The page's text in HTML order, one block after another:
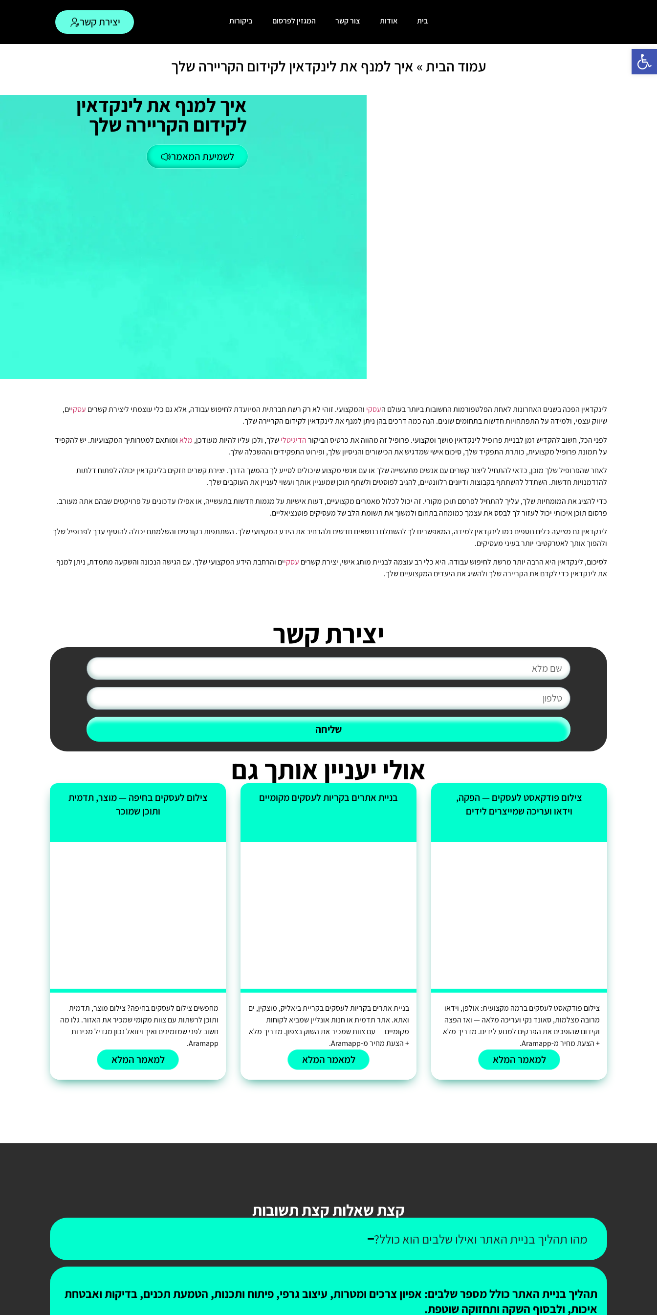
בית אודות צור קשר המגזין לפרסום ביקורות יצירת קשר
עמוד הבית» איך למנף את לינקדאין לקידום הקריירה שלך
איך למנף את לינקדאין
לקידום הקריירה שלך
לשמיעת המאמר
לינקדאין הפכה בשנים האחרונות לאחת הפלטפורמות החשובות ביותר בעולם העסקי והמקצועי. זוהי לא רק רשת חברתית המיועדת לחיפוש עבודה, אלא גם כלי עוצמתי ליצירת קשרים עסקיים,
שיווק עצמי, ולמידה על התפתחויות חדשות בתחומים שונים. הנה כמה דרכים בהן ניתן למנף את לינקדאין לקידום הקריירה שלך.
לפני הכל, חשוב להקדיש זמן לבניית פרופיל לינקדאין מושך ומקצועי. פרופיל זה מהווה את כרטיס הביקורהדיגיטלישלך, ולכן עליו להיות מעודכן, מלאומותאם למטרותיך המקצועיות. יש להקפיד
על תמונת פרופיל מקצועית, כותרת התפקיד שלך, סיכום אישי שמדגיש את הכישורים והניסיון שלך, ופירוט התפקידים וההשכלה שלך.
לאחר שהפרופיל שלך מוכן, כדאי להתחיל ליצור קשרים עם אנשים מתעשייה שלך או עם אנשי מקצוע שיכולים לסייע לך בהמשך הדרך. יצירת קשרים חזקים בלינקדאין יכולה לפתוח דלתות
להזדמנויות חדשות. השתדל להשתתף בקבוצות ודיונים רלוונטיים, להגיב לפוסטים ולשתף תוכן שמעניין אותך ועשוי לעניין את העוקבים שלך.
כדי להציג את המומחיות שלך, עליך להתחיל לפרסם תוכן מקורי. זה יכול לכלול מאמרים מקצועיים, דעות אישיות על מגמות חדשות בתעשייה, או אפילו עדכונים על פרויקטים שבהם אתה מעורב.
פרסום תוכן איכותי יכול לעזור לך לבסס את עצמך כמומחה בתחום ולמשוך את תשומת הלב של מעסיקים פוטנציאליים.
לינקדאין גם מציעה כלים נוספים כמו לינקדאין למידה, המאפשרים לך להשתלם בנושאים חדשים ולהרחיב את הידע המקצועי שלך. השתתפות בקורסים והשלמתם יכולה להוסיף ערך לפרופיל שלך
ולהפוך אותך לאטרקטיבי יותר בעיני מעסיקים.
לסיכום, לינקדאין היא הרבה יותר מרשת לחיפוש עבודה. היא כלי רב עוצמה לבניית מותג אישי, יצירת קשרים עסקיים והרחבת הידע המקצועי שלך. עם הגישה הנכונה והשקעה מתמדת, ניתן למנף
את לינקדאין כדי לקדם את הקריירה שלך ולהשיג את היעדים המקצועיים שלך.
יצירת קשר
שליחה
אולי יעניין אותך גם
צילום פודקאסט לעסקים — הפקה,
וידאו ועריכה שמייצרים לידים
צילום פודקאסט לעסקים ברמה מקצועית: אולפן, וידאו
מרובה מצלמות, סאונד נקי ועריכה מלאה — ואז הפצה
וקידום שהופכים את הפרקים למנוע לידים. מדריך מלא
+ הצעת מחיר מ-Aramapp.
למאמר המלא
בניית אתרים בקריות לעסקים מקומיים
בניית אתרים בקריות לעסקים בקריית ביאליק, מוצקין, ים
ואתא. אתר תדמית או חנות אונליין שמביא לקוחות
מקומיים — עם צוות שמכיר את השוק בצפון. מדריך מלא
+ הצעת מחיר מ-Aramapp.
למאמר המלא
צילום לעסקים בחיפה — מוצר, תדמית
ותוכן שמוכר
מחפשים צילום לעסקים בחיפה? צילום מוצר, תדמית
ותוכן לרשתות עם צוות מקומי שמכיר את האזור. גלו מה
חשוב לפני שמזמינים ואיך ויזואל נכון מגדיל מכירות —
Aramapp.
למאמר המלא
קצת שאלות קצת תשובות
מהו תהליך בניית האתר ואילו שלבים הוא כולל?
תהליך בניית האתר כולל מספר שלבים: אפיון צרכים ומטרות, עיצוב גרפי, פיתוח ותכנות, הטמעת תכנים, בדיקות ואבטחת
איכות, ולבסוף השקה ותחזוקה שוטפת.
פתח סרגל נגישות